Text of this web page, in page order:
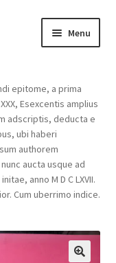
Menu
epitome, a prima
Esexcentis amplius
adscriptis, deducta e
ubi haberi
authorem
aucta usque ad
anno M D C LXVII.
Cum uberrimo indice.